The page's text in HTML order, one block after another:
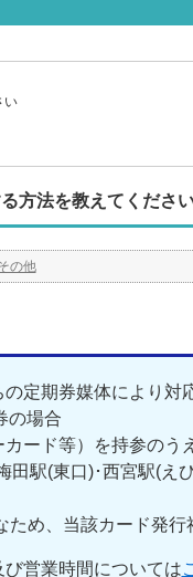
い
方法を教えてくださ
の他
定期券媒体により対
の場合
ード等）を持参のう
駅(東口)･西宮駅(え
め、当該カード発行
営業時間については